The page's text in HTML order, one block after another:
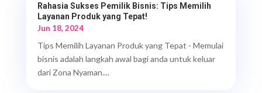
Rahasia Sukses Pemilik Bisnis: Tips Memilih
Layanan Produk yang Tepat!
Jun 18, 2024
Tips Memilih Layanan Produk yang Tepat - Memulai
bisnis adalah langkah awal bagi anda untuk keluar
dari Zona Nyaman....